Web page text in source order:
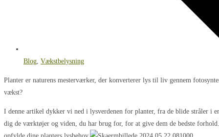
Blog Vækstbelysning
Planter er naturens mesterværker, der konverterer lys til liv gennem
vækst?
I denne artikel dykker vi ned i lysverdenen for planter, fra de blide stråler i
dig de værktøjer og viden, du har brug for, for at give dem de bedste